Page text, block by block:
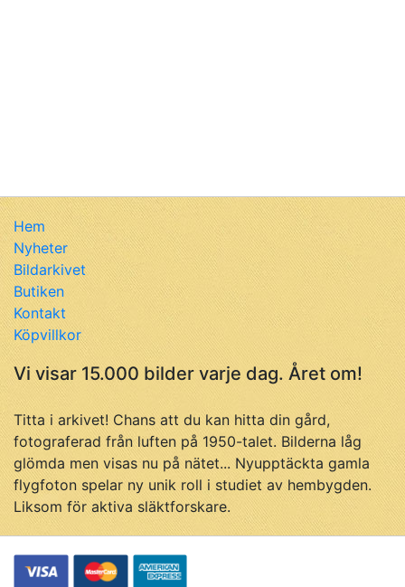
Hem
Nyheter
Bildarkivet
Butiken
Kontakt
Köpvillkor
Vi visar 15.000 bilder varje dag. Året om!
Titta i arkivet! Chans att du kan hitta din gård,
fotograferad från luften på 1950-talet. Bilderna låg
glömda men visas nu på nätet... Nyupptäckta gamla
flygfoton spelar ny unik roll i studiet av hembygden.
Liksom för aktiva släktforskare.